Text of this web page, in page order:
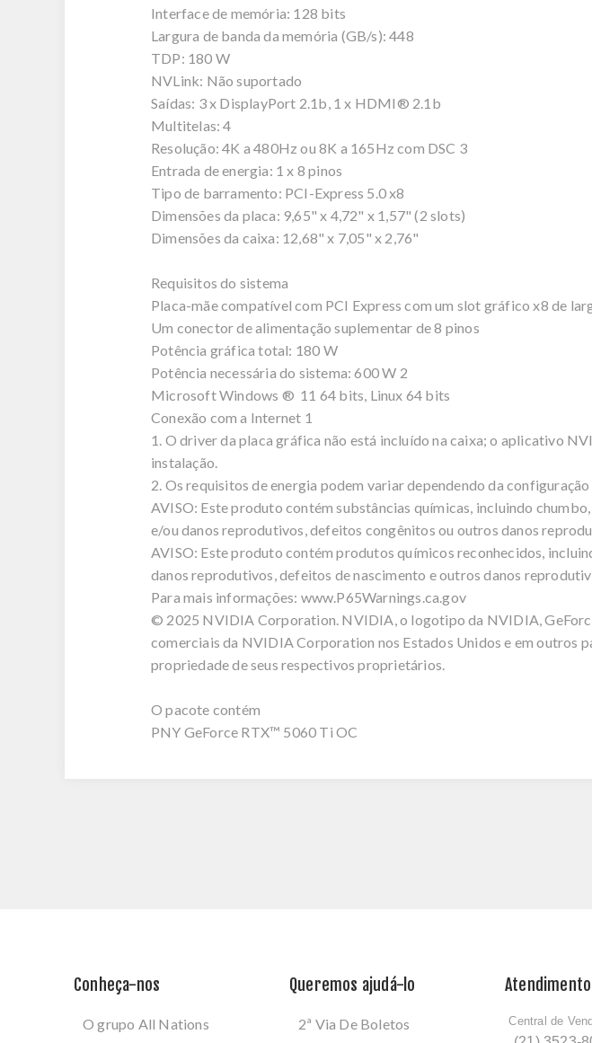
Interface de memória: 128 bits
Largura de banda da memória (GB/s): 448
TDP: 180 W
NVLink: Não suportado
Saídas: 3 x DisplayPort 2.1b, 1 x HDMI® 2.1b
Multitelas: 4
Resolução: 4K a 480Hz ou 8K a 165Hz com DSC 3
Entrada de energia: 1 x 8 pinos
Tipo de barramento: PCI-Express 5.0 x8
Dimensões da placa: 9,65" x 4,72" x 1,57" (2 slots)
Dimensões da caixa: 12,68" x 7,05" x 2,76"
Requisitos do sistema
Placa-mãe compatível com PCI Express com um slot gráfico x8 de
Um conector de alimentação suplementar de 8 pinos
Potência gráfica total: 180 W
Potência necessária do sistema: 600 W 2
Microsoft Windows ® 11 64 bits, Linux 64 bits
Conexão com a Internet 1
1. O driver da placa gráfica não está incluído na caixa; o aplicativo
instalação.
2. Os requisitos de energia podem variar dependendo da
AVISO: Este produto contém substâncias químicas, incluindo
e/ou danos reprodutivos, defeitos congênitos ou outros danos
AVISO: Este produto contém produtos químicos reconhecidos,
danos reprodutivos, defeitos de nascimento e outros danos
Para mais informações: www.P65Warnings.ca.gov
© 2025 NVIDIA Corporation. NVIDIA, o logotipo da NVIDIA,
comerciais da NVIDIA Corporation nos Estados Unidos e em outros
propriedade de seus respectivos proprietários.
O pacote contém
PNY GeForce RTX™ 5060 Ti OC
Conheça-nos
O grupo All Nations
Queremos ajudá-lo
2ª Via De Boletos
ﾠCentral de